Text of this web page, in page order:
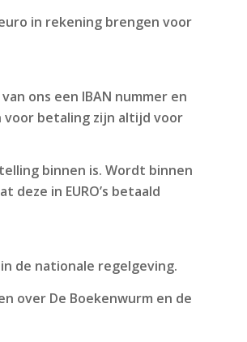
in rekening brengen voor
ons een IBAN nummer en
voor betaling zijn altijd voor
binnen is. Wordt binnen
in EURO’s betaald
de nationale regelgeving.
over De Boekenwurm en de